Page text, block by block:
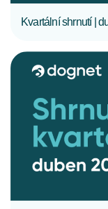
Kvartální shrnutí |